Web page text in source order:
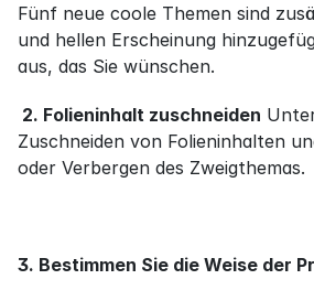
Fünf neue coole Themen sind
und hellen Erscheinung
aus, das Sie wünschen.
2. Folieninhalt zuschneiden
Zuschneiden von Folieninhalten
oder Verbergen des Zweigthemas.
3. Bestimmen Sie die Weise der